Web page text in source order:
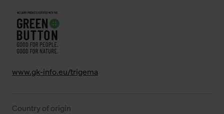
www.gk-info.eu/trigema
Country of origin